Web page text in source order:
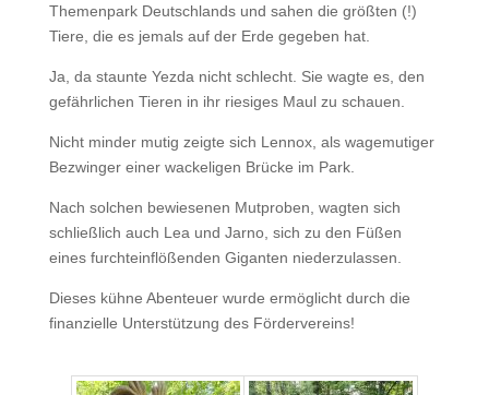
Themenpark Deutschlands und sahen die größten (!)
Tiere, die es jemals auf der Erde gegeben hat.
Ja, da staunte Yezda nicht schlecht. Sie wagte es, den
gefährlichen Tieren in ihr riesiges Maul zu schauen.
Nicht minder mutig zeigte sich Lennox, als wagemutiger
Bezwinger einer wackeligen Brücke im Park.
Nach solchen bewiesenen Mutproben, wagten sich
schließlich auch Lea und Jarno, sich zu den Füßen
eines furchteinflößenden Giganten niederzulassen.
Dieses kühne Abenteuer wurde ermöglicht durch die
finanzielle Unterstützung des Fördervereins!